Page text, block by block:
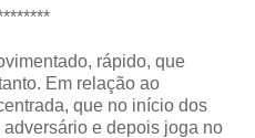
rápido, que
Em relação ao
que no início dos
e depois joga no